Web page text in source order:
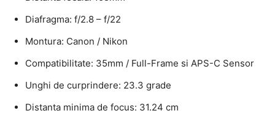
Diafragma: f/2.8 – f/22
Montura: Canon / Nikon
Compatibilitate: 35mm / Full-Frame si APS-C Sensor
Unghi de curprindere: 23.3 grade
Distanta minima de focus: 31.24 cm